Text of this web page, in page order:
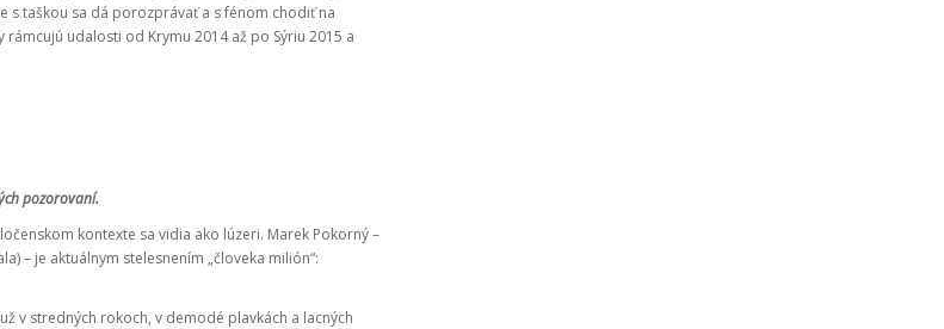
s taškou sa dá porozprávať a s fénom chodiť na
udalosti od Krymu 2014 až po Sýriu 2015 a
pozorovaní.
kontexte sa vidia ako lúzeri. Marek Pokorný –
– je aktuálnym stelesnením „človeka milión“:
v stredných rokoch, v demodé plavkách a lacných